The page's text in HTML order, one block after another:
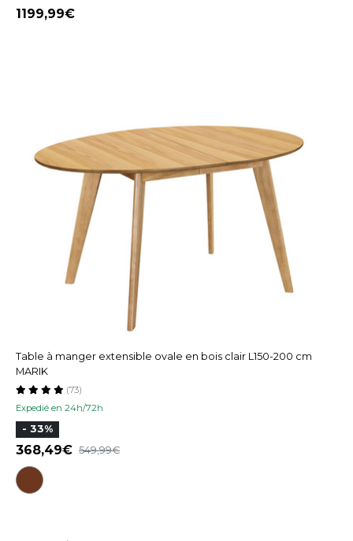
1199,99
Table à manger extensible ovale en bois clair L150-200 cm
MARIK
Expedié en 24h/72h
(73)
- 33%
368,49 549,99